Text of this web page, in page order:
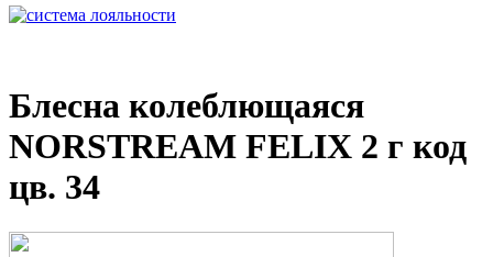
Блесна колеблющаяся
NORSTREAM FELIX 2 г код
цв. 34